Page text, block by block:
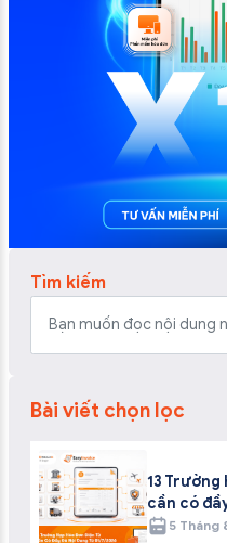
Tìm kiếm
Bài viết chọn lọc
13
cần có
5 Tháng